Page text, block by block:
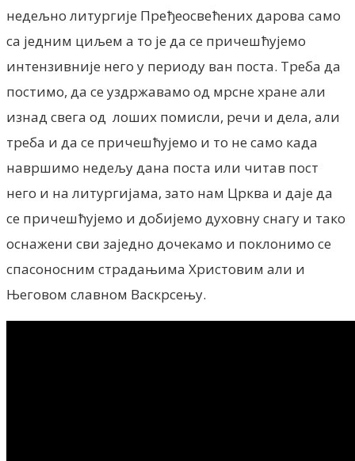
недељно литургије Пређеосвећених дарова само
са једним циљем а то је да се причешћујемо
интензивније него у периоду ван поста. Треба да
постимо, да се уздржавамо од мрсне хране али
изнад свега од лоших помисли, речи и дела, али
треба и да се причешћујемо и то не само када
навршимо недељу дана поста или читав пост
него и на литургијама, зато нам Црква и даје да
се причешћујемо и добијемо духовну снагу и тако
оснажени сви заједно дочекамо и поклонимо се
спасоносним страдањима Христовим али и
Његовом славном Васкрсењу.